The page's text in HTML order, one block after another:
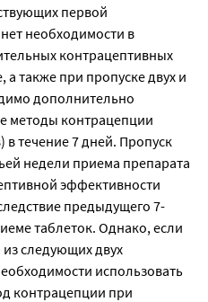
первой
необходимости в
контрацептивных
а также при пропуске двух и
дополнительно
методы контрацепции
течение 7 дней. Пропуск
недели приема препарата
эффективности
предыдущего 7-
таблеток. Однако, если
следующих двух
использовать
контрацепции при